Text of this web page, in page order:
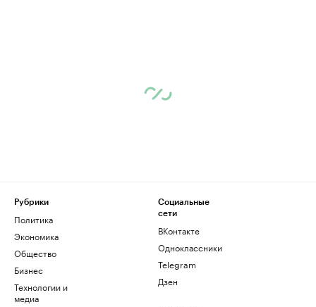
Рубрики
Политика
Экономика
Общество
Бизнес
Технологии и
медиа
Социальные
сети
ВКонтакте
Одноклассники
Telegram
Дзен